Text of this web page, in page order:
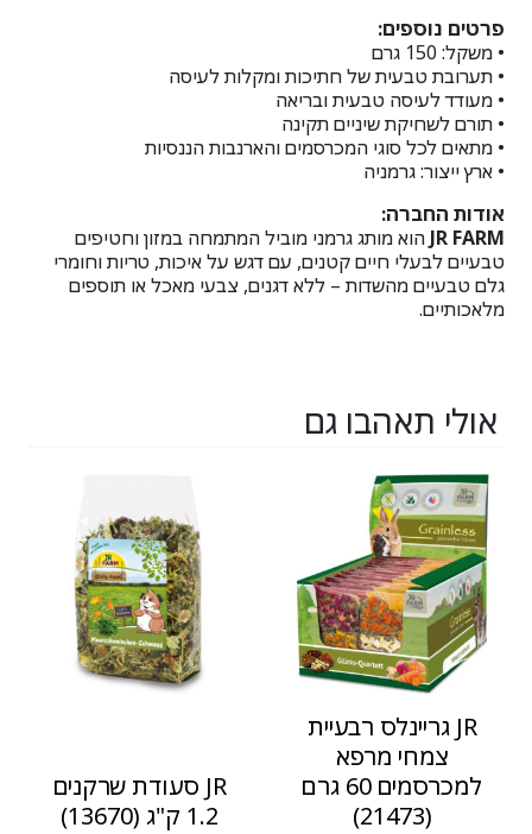
פרטים נוספים:
• משקל: ‎150‎ גרם
• תערובת טבעית של חתיכות ומקלות לעיסה
• מעודד לעיסה טבעית ובריאה
• תורם לשחיקת שיניים תקינה
• מתאים לכל סוגי המכרסמים והארנבות הננסיות
• ארץ ייצור: גרמניה
אודות החברה:
JR FARM הוא מותג גרמני מוביל המתמחה במזון וחטיפים
טבעיים לבעלי חיים קטנים, עם דגש על איכות, טריות וחומרי
גלם טבעיים מהשדות – ללא דגנים, צבעי מאכל או תוספים
מלאכותיים.
אולי תאהבו גם
JR גריינלס רבעיית
צמחי מרפא
למכרסמים 60 גרם
(21473)
JR סעודת שרקנים
1.2 ק"ג (13670)